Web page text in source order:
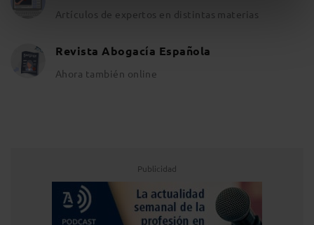
Artículos de expertos en distintas materias
Revista Abogacía Española
Ahora también online
Publicidad